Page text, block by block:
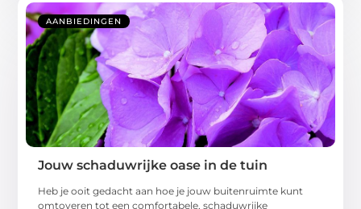
AANBIEDINGEN
Jouw schaduwrijke oase in de tuin
Heb je ooit gedacht aan hoe je jouw buitenruimte kunt
omtoveren tot een comfortabele, schaduwrijke